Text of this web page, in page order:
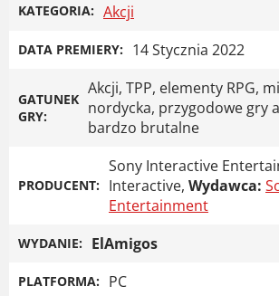
KATEGORIA: Akcji
DATA PREMIERY: 14 Stycznia 2022
GATUNEK
GRY:
Akcji, TPP, elementy RPG,
nordycka, przygodowe gry
bardzo brutalne
PRODUCENT:
Sony Interactive
Interactive, Wydawca:
Entertainment
WYDANIE: ElAmigos
PLATFORMA: PC